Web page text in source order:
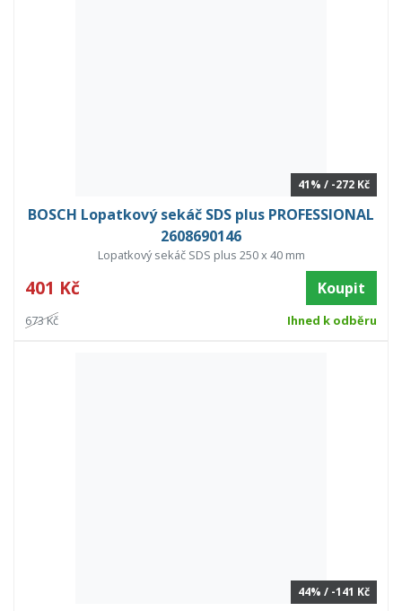
41% / -272 Kč
BOSCH Lopatkový sekáč SDS plus PROFESSIONAL
2608690146
Lopatkový sekáč SDS plus 250 x 40 mm
401 Kč Koupit
673 Kč Ihned k odběru
44% / -141 Kč